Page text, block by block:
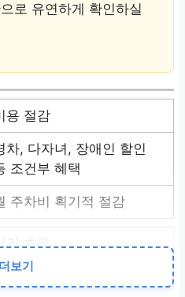
로 유연하게 확인하실
용 절감
차, 다자녀, 장애인 할인
조건부 혜택
주차비 획기적 절감
간 효율
시간 만차 정보 및 주차
보기